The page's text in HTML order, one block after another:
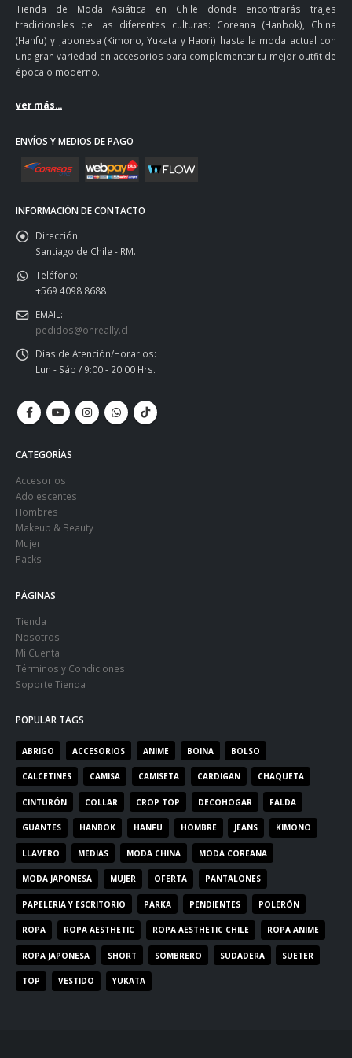
Tienda de Moda Asiática en Chile donde encontrarás trajes
tradicionales de las diferentes culturas: Coreana (Hanbok), China
(Hanfu) y Japonesa (Kimono, Yukata y Haori) hasta la moda actual con
una gran variedad en accesorios para complementar tu mejor outfit de
época o moderno.
ver más...
ENVÍOS Y MEDIOS DE PAGO
INFORMACIÓN DE CONTACTO
Dirección:
Santiago de Chile - RM.
Teléfono:
+569 4098 8688
EMAIL:
pedidos@ohreally.cl
Días de Atención/Horarios:
Lun - Sáb / 9:00 - 20:00 Hrs.
CATEGORÍAS
Accesorios
Adolescentes
Hombres
Makeup & Beauty
Mujer
Packs
PÁGINAS
Tienda
Nosotros
Mi Cuenta
Términos y Condiciones
Soporte Tienda
POPULAR TAGS
ABRIGO ACCESORIOS ANIME BOINA BOLSO
CALCETINES CAMISA CAMISETA CARDIGAN CHAQUETA
CINTURÓN COLLAR CROP TOP DECOHOGAR FALDA
GUANTES HANBOK HANFU HOMBRE JEANS KIMONO
LLAVERO MEDIAS MODA CHINA MODA COREANA
MODA JAPONESA MUJER OFERTA PANTALONES
PAPELERIA Y ESCRITORIO PARKA PENDIENTES POLERÓN
ROPA ROPA AESTHETIC ROPA AESTHETIC CHILE ROPA ANIME
ROPA JAPONESA SHORT SOMBRERO SUDADERA SUETER
TOP VESTIDO YUKATA